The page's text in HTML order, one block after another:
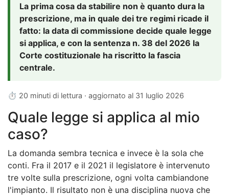
La prima cosa da stabilire non è quanto dura la
prescrizione, ma in quale dei tre regimi ricade il
fatto: la data di commissione decide quale legge
si applica, e con la sentenza n. 38 del 2026 la
Corte costituzionale ha riscritto la fascia
centrale.
⏱ 20 minuti di lettura · aggiornato al 31 luglio 2026
Quale legge si applica al mio
caso?
La domanda sembra tecnica e invece è la sola che
conti. Fra il 2017 e il 2021 il legislatore è intervenuto
tre volte sulla prescrizione, ogni volta cambiandone
l'impianto. Il risultato non è una disciplina nuova che